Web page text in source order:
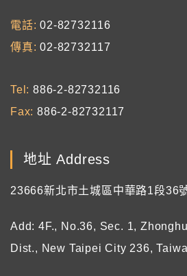
電話
02-82732116
傳真
02-82732117
Tel
886-2-82732116
Fax 886-2-82732117
地址 Address
23666新北市土城區中華路1段36
Add: 4F., No.36, Sec. 1,
Dist., New Taipei City 236,